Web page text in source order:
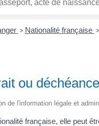
> Nationalité française >
ou
de l'information légale et
française, elle peut